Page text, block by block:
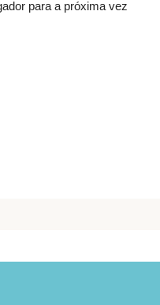
para a próxima vez